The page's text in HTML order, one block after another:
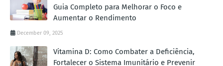
Guia Completo para Melhorar o Foco e
Aumentar o Rendimento
December 09, 2025
Vitamina D: Como Combater a Deficiência,
Fortalecer o Sistema Imunitário e Prevenir